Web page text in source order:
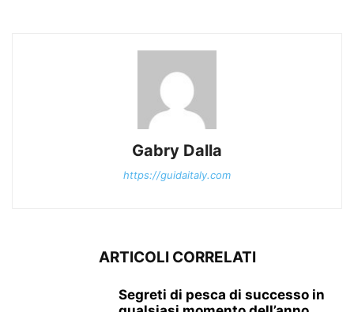
Gabry Dalla
https://guidaitaly.com
ARTICOLI CORRELATI
Segreti di pesca di successo in